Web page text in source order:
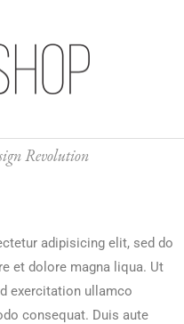
Revolution
adipisicing elit, sed do
et dolore magna liqua. Ut
exercitation ullamco
consequat. Duis aute